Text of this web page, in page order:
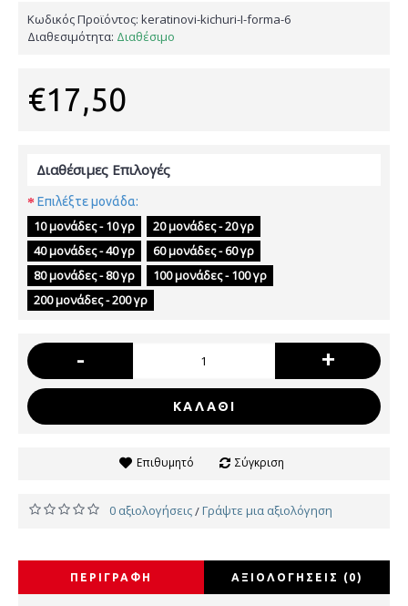
Κωδικός Προϊόντος: keratinovi-kichuri-I-forma-6
Διαθεσιμότητα: Διαθέσιμο
€17,50
Διαθέσιμες Επιλογές
Επιλέξτε μονάδα:
10 μονάδες - 10 γρ
20 μονάδες - 20 γρ
40 μονάδες - 40 γρ
60 μονάδες - 60 γρ
80 μονάδες - 80 γρ
100 μονάδες - 100 γρ
200 μονάδες - 200 γρ
- +
ΚΑΛΆΘΙ
Επιθυμητό Σύγκριση
0 αξιολογήσεις/Γράψτε μια αξιολόγηση
ΠΕΡΙΓΡΑΦΉ ΑΞΙΟΛΟΓΉΣΕΙΣ (0)